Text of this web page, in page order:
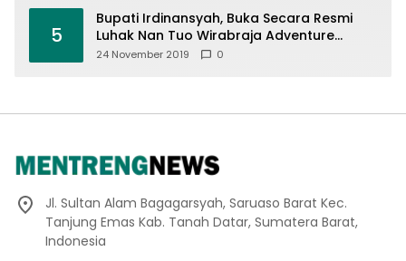
5
Bupati Irdinansyah, Buka Secara Resmi
Luhak Nan Tuo Wirabraja Adventure
Offroad 2019
24 November 2019 0
Jl. Sultan Alam Bagagarsyah, Saruaso Barat Kec.
Tanjung Emas Kab. Tanah Datar, Sumatera Barat,
Indonesia